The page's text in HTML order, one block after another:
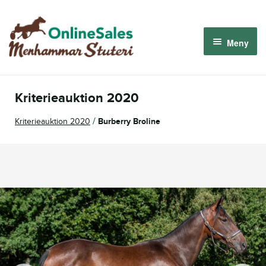
Hoppa
till
navigering
Hoppa
till
innehåll
Meny
Logga in
Kriterieauktion 2020
Kriterieauktion 2020 / Burberry Broline